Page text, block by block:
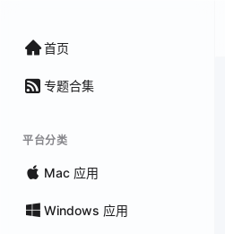
首页
专题合集
平台分类
Mac 应用
Windows 应用